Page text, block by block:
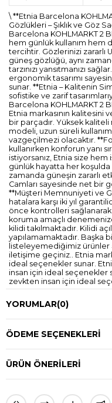
\ **Etnia Barcelona
Gözlükleri – Şıklık ve Göz
Barcelona KOHLMARKT 2
hem günlük kullanım hem
tercihtir. Gözlerinizi zararlı
güneş gözlüğü, aynı
tarzınızı yansıtmanızı
ergonomik tasarımı
sunar. **Etnia – Kalitenin
sofistike ve zarif
Barcelona KOHLMARKT 2
Etnia markasının kalitesini
bir parçadır. Yüksek
modeli, uzun süreli
vazgeçilmezi olacaktır.
kullanırken konforun yanı
istiyorsanız, Etnia size hem
günlük hayatta her koşulda
zamanda güneşin zararlı
Camları sayesinde net bir
**Müşteri Memnuniyeti ve
hatalara karşı iki yıl
önce kontrolleri
koruma amaçlı
kilidi takılmaktadır. Kilidi
yapılamamaktadır. Başka
listeleyemediğimiz ürünler
iletişime geçiniz.. Etnia
ideal seçenekler sunar.
insan için ideal seçenekler
zevkten insan için ideal
YORUMLAR(0)
ÖDEME SEÇENEKLERI
ÜRÜN ÖNERILERI